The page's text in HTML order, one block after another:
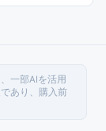
一部AIを活用
あり、購入前